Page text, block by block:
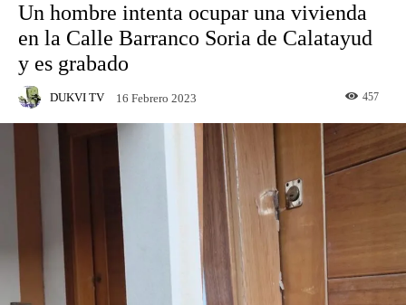
Un hombre intenta ocupar una vivienda
en la Calle Barranco Soria de Calatayud
y es grabado
DUKVI TV 16 Febrero 2023 457